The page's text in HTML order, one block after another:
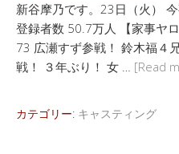
新谷摩乃です。23日（火）
登録者数 50.7万人 【家事ヤ
73 広瀬すず参戦！ 鈴木福４
戦！ ３年ぶり！ 女 … [Read
カテゴリー: キャスティング